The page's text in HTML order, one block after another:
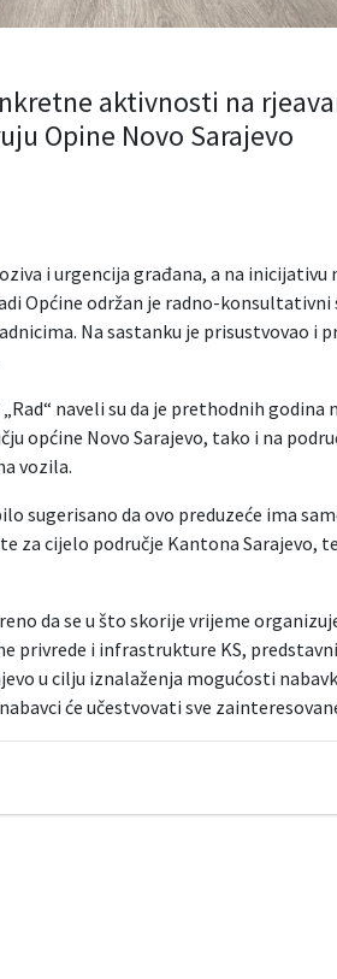
aktivnosti na
Opine Novo Sarajevo
i urgencija građana, a na inicijativu
Općine održan je radno-
Na sastanku je prisustvovao i
naveli su da je prethodnih godina
općine Novo Sarajevo, tako i na
vozila.
sugerisano da ovo preduzeće ima
za cijelo područje Kantona Sarajevo,
da se u što skorije vrijeme
privrede i infrastrukture KS,
u cilju iznalaženja mogućosti
će učestvovati sve